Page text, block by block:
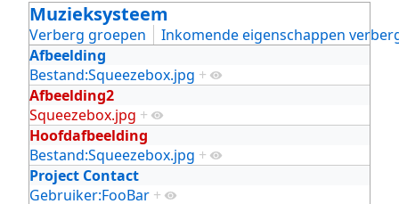
Muzieksysteem
Verberg groepen
Inkomende eigenschappen
Afbeelding
Bestand:Squeezebox.jpg +
Afbeelding2
Squeezebox.jpg +
Hoofdafbeelding
Bestand:Squeezebox.jpg +
Project Contact
Gebruiker:FooBar +